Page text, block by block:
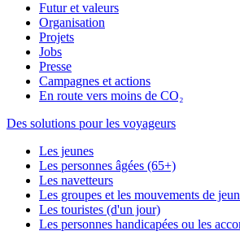
Futur et valeurs
Organisation
Projets
Jobs
Presse
Campagnes et actions
En route vers moins de CO₂
Des solutions pour les voyageurs
Les jeunes
Les personnes âgées (65+)
Les navetteurs
Les groupes et les mouvements de
Les touristes (d'un jour)
Les personnes handicapées ou les